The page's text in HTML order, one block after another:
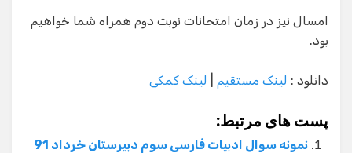
امسال نیز در زمان امتحانات نوبت دوم همراه شما خواهیم
بود.
دانلود : لینک مستقیم لینک کمکی
پست های مرتبط:
نمونه سوال ادبیات فارسی سوم دبیرستان خرداد 91